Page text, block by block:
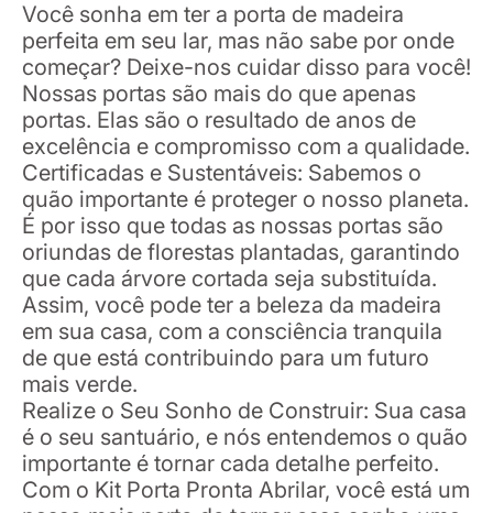
Você sonha em ter a porta de madeira
perfeita em seu lar, mas não sabe por onde
começar? Deixe-nos cuidar disso para você!
Nossas portas são mais do que apenas
portas. Elas são o resultado de anos de
excelência e compromisso com a qualidade.
Certificadas e Sustentáveis: Sabemos o
quão importante é proteger o nosso planeta.
É por isso que todas as nossas portas são
oriundas de florestas plantadas, garantindo
que cada árvore cortada seja substituída.
Assim, você pode ter a beleza da madeira
em sua casa, com a consciência tranquila
de que está contribuindo para um futuro
mais verde.
Realize o Seu Sonho de Construir: Sua casa
é o seu santuário, e nós entendemos o quão
importante é tornar cada detalhe perfeito.
Com o Kit Porta Pronta Abrilar, você está um